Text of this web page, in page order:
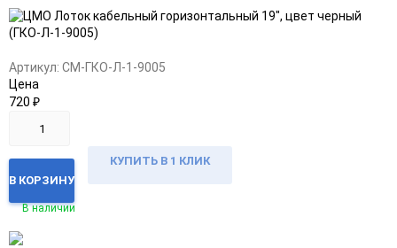
в
избранное
к
сравнению
Артикул: CM-ГКО-Л-1-9005
Цена
720 ₽
В КОРЗИНУ
КУПИТЬ В 1 КЛИК
В наличии